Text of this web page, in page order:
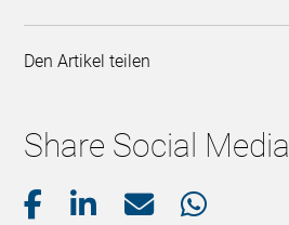
Den Artikel teilen
Share Social Media